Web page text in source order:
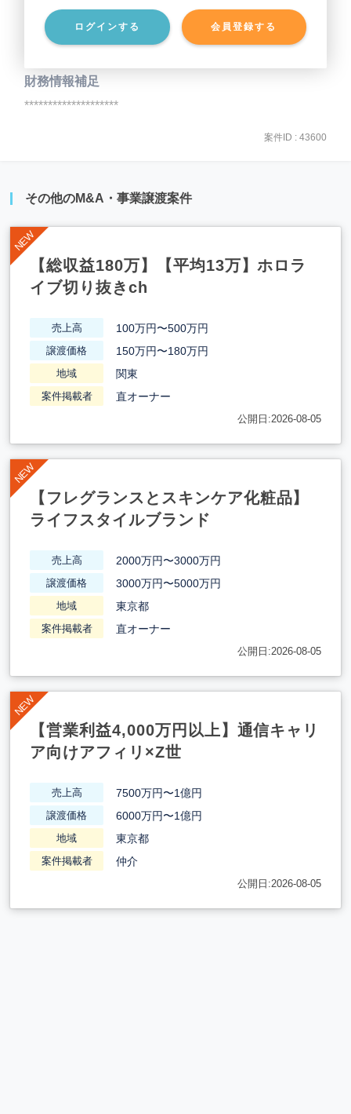
ログインする 会員登録する
事業負債 ********************
財務情報補足
********************
案件ID : 43600
その他のM&A・事業譲渡案件
【総収益180万】【平均13万】ホロラ
イブ切り抜きch
売上高 100万円〜500万円
譲渡価格 150万円〜180万円
地域 関東
案件掲載者 直オーナー
公開日:2026-08-05
【フレグランスとスキンケア化粧品】
ライフスタイルブランド
売上高 2000万円〜3000万円
譲渡価格 3000万円〜5000万円
地域 東京都
案件掲載者 直オーナー
公開日:2026-08-05
【営業利益4,000万円以上】通信キャリ
ア向けアフィリ×Z世
売上高 7500万円〜1億円
譲渡価格 6000万円〜1億円
地域 東京都
案件掲載者 仲介
公開日:2026-08-05